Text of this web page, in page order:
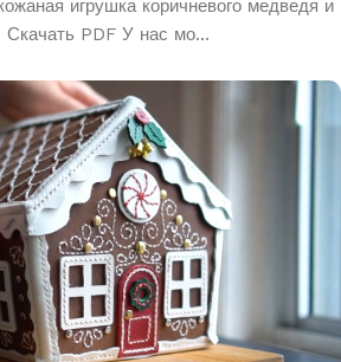
игрушка коричневого медведя и
PDF У нас мо...